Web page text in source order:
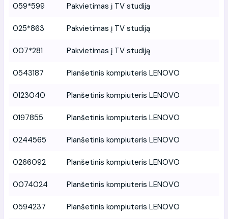
059*599 Pakvietimas į TV studiją
025*863 Pakvietimas į TV studiją
007*281 Pakvietimas į TV studiją
0543187 Planšetinis kompiuteris LENOVO
0123040 Planšetinis kompiuteris LENOVO
0197855 Planšetinis kompiuteris LENOVO
0244565 Planšetinis kompiuteris LENOVO
0266092 Planšetinis kompiuteris LENOVO
0074024 Planšetinis kompiuteris LENOVO
0594237 Planšetinis kompiuteris LENOVO